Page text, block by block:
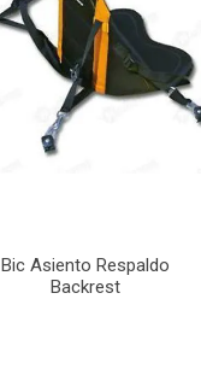
Bic Asiento Respaldo
Backrest